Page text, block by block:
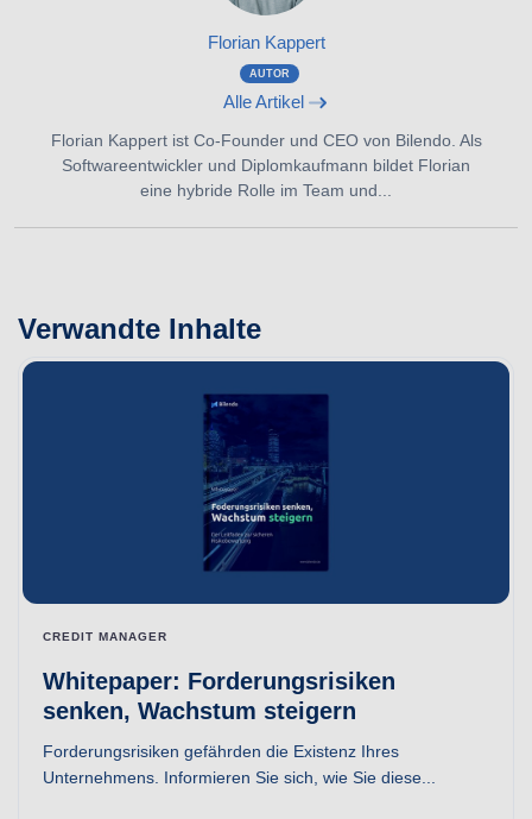
Florian Kappert
AUTOR
Alle Artikel
Florian Kappert ist Co-Founder und CEO von Bilendo. Als
Softwareentwickler und Diplomkaufmann bildet Florian
eine hybride Rolle im Team und...
Verwandte Inhalte
CREDIT MANAGER
Whitepaper: Forderungsrisiken
senken, Wachstum steigern
Forderungsrisiken gefährden die Existenz Ihres
Unternehmens. Informieren Sie sich, wie Sie diese...